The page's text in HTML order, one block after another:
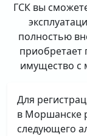
ГСК вы
полностью
приобретает
имущество с
Для
в Моршанске
следующего